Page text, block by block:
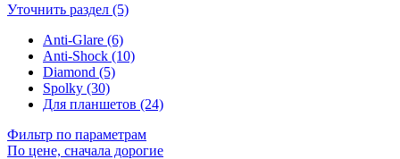
Уточнить раздел (5)
Anti-Glare (6)
Anti-Shock (10)
Diamond (5)
Spolky (30)
Для планшетов (24)
Фильтр по параметрам
По цене, сначала дорогие